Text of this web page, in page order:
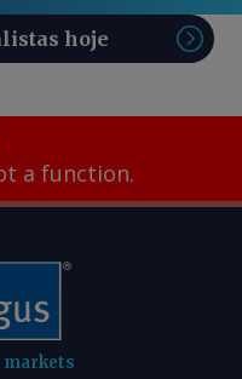
hoje
a function.